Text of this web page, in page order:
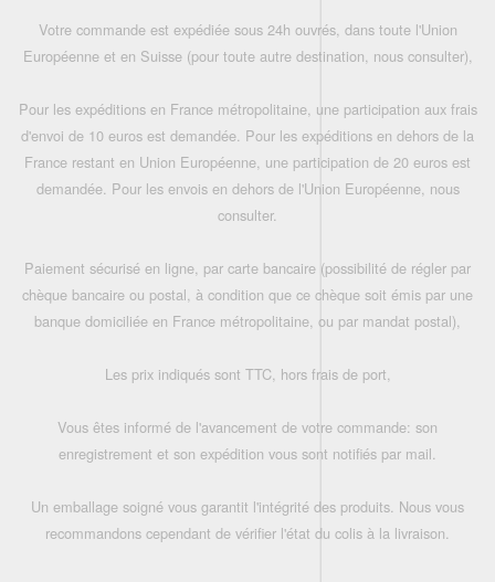
Votre commande est expédiée sous 24h ouvrés, dans toute l'Union
Européenne et en Suisse (pour toute autre destination, nous consulter),
Pour les expéditions en France métropolitaine, une participation aux frais
d'envoi de 10 euros est demandée. Pour les expéditions en dehors de la
France restant en Union Européenne, une participation de 20 euros est
demandée. Pour les envois en dehors de l'Union Européenne, nous
consulter.
Paiement sécurisé en ligne, par carte bancaire (possibilité de régler par
chèque bancaire ou postal, à condition que ce chèque soit émis par une
banque domiciliée en France métropolitaine, ou par mandat postal),
Les prix indiqués sont TTC, hors frais de port,
Vous êtes informé de l'avancement de votre commande: son
enregistrement et son expédition vous sont notifiés par mail.
Un emballage soigné vous garantit l'intégrité des produits. Nous vous
recommandons cependant de vérifier l'état du colis à la livraison.